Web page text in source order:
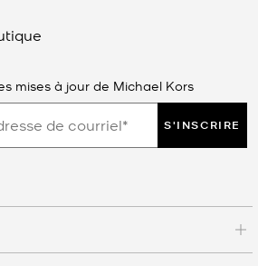
mises à jour de Michael Kors
S'INSCRIRE